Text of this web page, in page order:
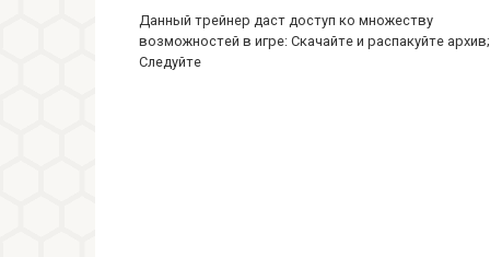
Данный трейнер даст доступ ко множеству
возможностей в игре: Скачайте и распакуйте архив;
Следуйте